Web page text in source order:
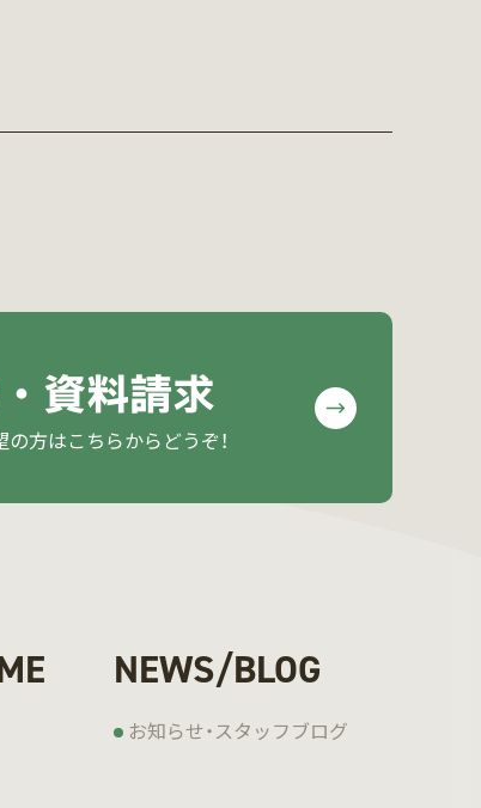
資料請求
方はこちらからどうぞ！
NEWS/BLOG
お知らせ・スタッフブログ